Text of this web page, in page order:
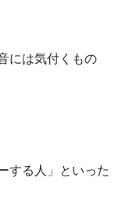
には気付くもの
する人」といった